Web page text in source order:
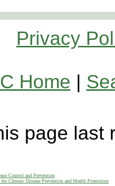
Privacy
Home |
page last
Control and Prevention
for Chronic Disease Prevention and Health Promotion